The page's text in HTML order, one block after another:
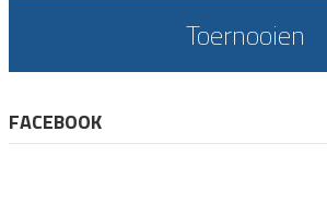
Toernooien
FACEBOOK